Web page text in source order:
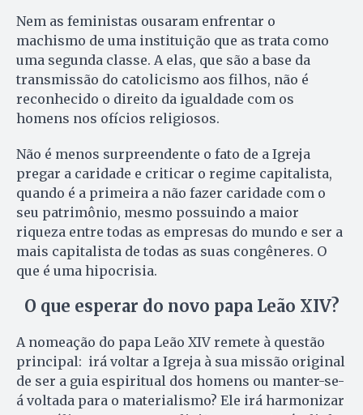
Nem as feministas ousaram enfrentar o
machismo de uma instituição que as trata como
uma segunda classe. A elas, que são a base da
transmissão do catolicismo aos filhos, não é
reconhecido o direito da igualdade com os
homens nos ofícios religiosos.
Não é menos surpreendente o fato de a Igreja
pregar a caridade e criticar o regime capitalista,
quando é a primeira a não fazer caridade com o
seu patrimônio, mesmo possuindo a maior
riqueza entre todas as empresas do mundo e ser a
mais capitalista de todas as suas congêneres. O
que é uma hipocrisia.
O que esperar do novo papa Leão XIV?
A nomeação do papa Leão XIV remete à questão
principal: irá voltar a Igreja à sua missão original
de ser a guia espiritual dos homens ou manter-se-
á voltada para o materialismo? Ele irá harmonizar